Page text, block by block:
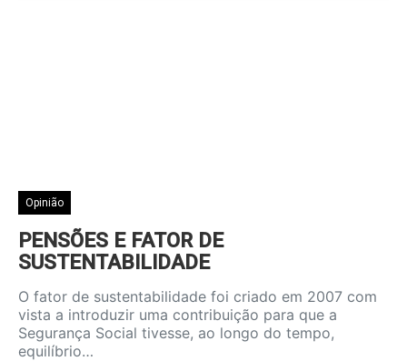
Opinião
PENSÕES E FATOR DE
SUSTENTABILIDADE
O fator de sustentabilidade foi criado em 2007 com
vista a introduzir uma contribuição para que a
Segurança Social tivesse, ao longo do tempo,
equilíbrio…